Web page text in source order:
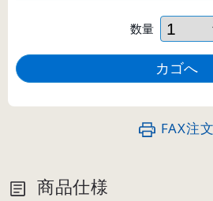
数量
FAX注文
商品仕様